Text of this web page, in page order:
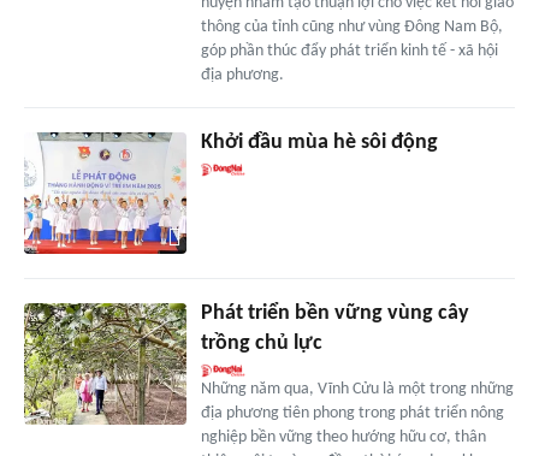
thông của tỉnh cũng như vùng Đông Nam Bộ,
góp phần thúc đẩy phát triển kinh tế - xã hội
địa phương.
Khởi đầu mùa hè sôi động
Phát triển bền vững vùng cây
trồng chủ lực
Những năm qua, Vĩnh Cửu là một trong những
địa phương tiên phong trong phát triển nông
nghiệp bền vững theo hướng hữu cơ, thân